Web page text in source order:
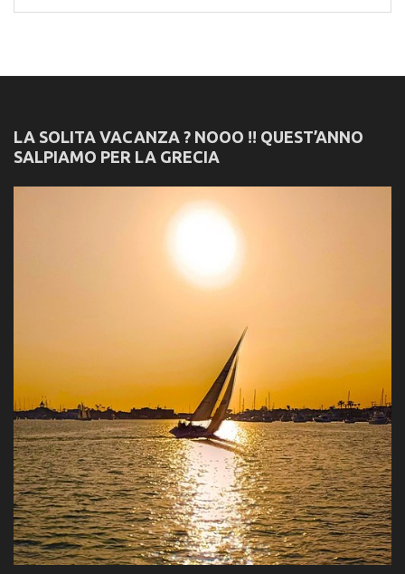
for:
LA SOLITA VACANZA ? NOOO !! QUEST’ANNO
SALPIAMO PER LA GRECIA